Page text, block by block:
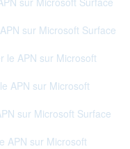
sur Microsoft Surface
le APN sur Microsoft
APN sur Microsoft
sur Microsoft Surface
APN sur Microsoft